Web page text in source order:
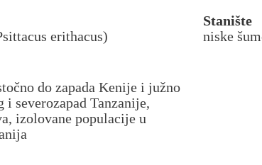
erithacus)
do zapada Kenije i južno
severozapad Tanzanije,
izolovane populacije u
Stanište
niske